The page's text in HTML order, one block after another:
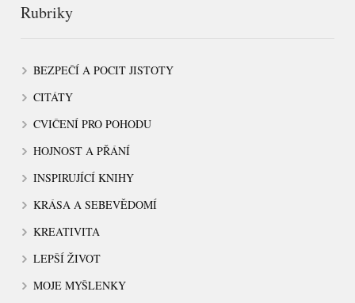
Rubriky
BEZPEČÍ A POCIT JISTOTY
CITÁTY
CVIČENÍ PRO POHODU
HOJNOST A PŘÁNÍ
INSPIRUJÍCÍ KNIHY
KRÁSA A SEBEVĚDOMÍ
KREATIVITA
LEPŠÍ ŽIVOT
MOJE MYŠLENKY